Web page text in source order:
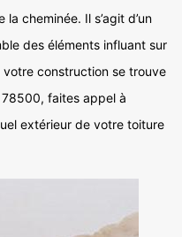
cheminée. Il s’agit d’un
des éléments influant sur
votre construction se trouve
faites appel à
extérieur de votre toiture